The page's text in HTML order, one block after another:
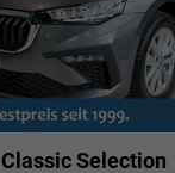
Classic Selection